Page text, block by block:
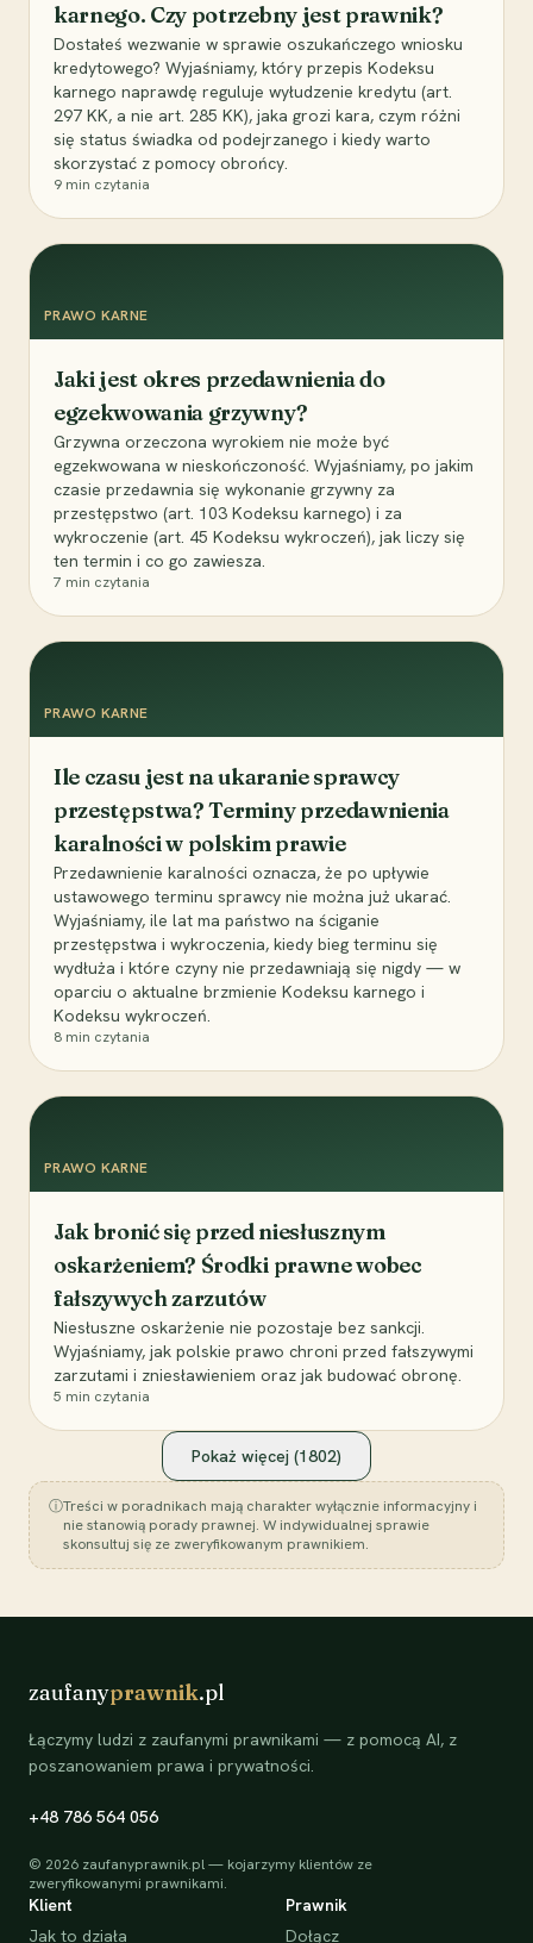
karnego. Czy potrzebny jest prawnik?
Dostałeś wezwanie w sprawie oszukańczego wniosku
kredytowego? Wyjaśniamy, który przepis Kodeksu
karnego naprawdę reguluje wyłudzenie kredytu (art.
297 KK, a nie art. 285 KK), jaka grozi kara, czym różni
się status świadka od podejrzanego i kiedy warto
skorzystać z pomocy obrońcy.
9 min czytania
PRAWO KARNE
Jaki jest okres przedawnienia do
egzekwowania grzywny?
Grzywna orzeczona wyrokiem nie może być
egzekwowana w nieskończoność. Wyjaśniamy, po jakim
czasie przedawnia się wykonanie grzywny za
przestępstwo (art. 103 Kodeksu karnego) i za
wykroczenie (art. 45 Kodeksu wykroczeń), jak liczy się
ten termin i co go zawiesza.
7 min czytania
PRAWO KARNE
Ile czasu jest na ukaranie sprawcy
przestępstwa? Terminy przedawnienia
karalności w polskim prawie
Przedawnienie karalności oznacza, że po upływie
ustawowego terminu sprawcy nie można już ukarać.
Wyjaśniamy, ile lat ma państwo na ściganie
przestępstwa i wykroczenia, kiedy bieg terminu się
wydłuża i które czyny nie przedawniają się nigdy — w
oparciu o aktualne brzmienie Kodeksu karnego i
Kodeksu wykroczeń.
8 min czytania
PRAWO KARNE
Jak bronić się przed niesłusznym
oskarżeniem? Środki prawne wobec
fałszywych zarzutów
Niesłuszne oskarżenie nie pozostaje bez sankcji.
Wyjaśniamy, jak polskie prawo chroni przed fałszywymi
zarzutami i zniesławieniem oraz jak budować obronę.
5 min czytania
Pokaż więcej (1802)
ⓘTreści w poradnikach mają charakter wyłącznie informacyjny i
nie stanowią porady prawnej. W indywidualnej sprawie
skonsultuj się ze zweryfikowanym prawnikiem.
zaufanyprawnik.pl
Łączymy ludzi z zaufanymi prawnikami — z pomocą AI, z
poszanowaniem prawa i prywatności.
+48 786 564 056
© 2026 zaufanyprawnik.pl — kojarzymy klientów ze
zweryfikowanymi prawnikami.
Klient
Jak to działa
Prawnik
Dołącz